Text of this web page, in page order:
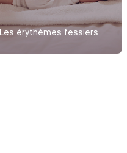
Les érythèmes fessiers